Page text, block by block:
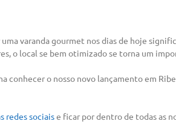
varanda gourmet nos dias de hoje
o local se bem otimizado se torna um
conhecer o nosso novo lançamento em
redes sociaise ficar por dentro de todas as